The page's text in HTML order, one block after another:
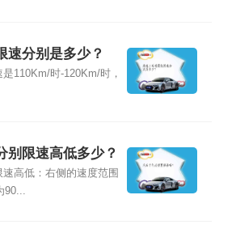
速分别是多少？
110Km/时-120Km/时，
别限速高低多少？
高低：右侧的速度范围
90...